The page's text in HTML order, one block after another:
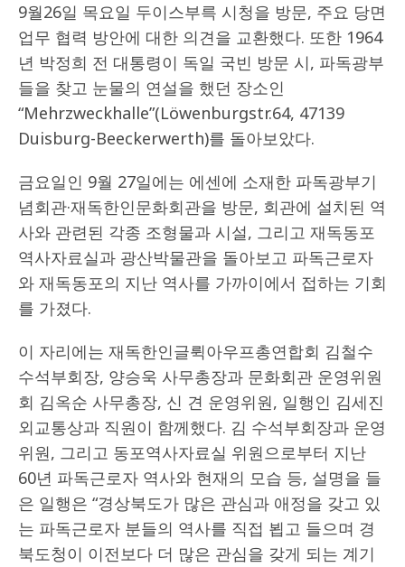
9월26일 목요일 두이스부륵 시청을 방문, 주요 당면
업무 협력 방안에 대한 의견을 교환했다. 또한 1964
년 박정희 전 대통령이 독일 국빈 방문 시, 파독광부
들을 찾고 눈물의 연설을 했던 장소인
“Mehrzweckhalle”(Löwenburgstr.64, 47139
Duisburg-Beeckerwerth)를 돌아보았다.
금요일인 9월 27일에는 에센에 소재한 파독광부기
념회관·재독한인문화회관을 방문, 회관에 설치된 역
사와 관련된 각종 조형물과 시설, 그리고 재독동포
역사자료실과 광산박물관을 돌아보고 파독근로자
와 재독동포의 지난 역사를 가까이에서 접하는 기회
를 가졌다.
이 자리에는 재독한인글뤽아우프총연합회 김철수
수석부회장, 양승욱 사무총장과 문화회관 운영위원
회 김옥순 사무총장, 신 견 운영위원, 일행인 김세진
외교통상과 직원이 함께했다. 김 수석부회장과 운영
위원, 그리고 동포역사자료실 위원으로부터 지난
60년 파독근로자 역사와 현재의 모습 등, 설명을 들
은 일행은 “경상북도가 많은 관심과 애정을 갖고 있
는 파독근로자 분들의 역사를 직접 뵙고 들으며 경
북도청이 이전보다 더 많은 관심을 갖게 되는 계기